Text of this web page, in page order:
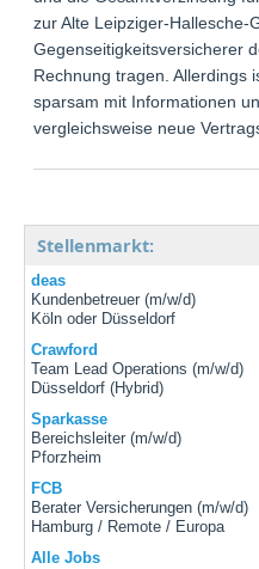
zur Alte Leipziger-Hallesche-
Gegenseitigkeitsversicherer
Rechnung tragen. Allerdings
sparsam mit Informationen
vergleichsweise neue
Stellenmarkt:
deas
Kundenbetreuer (m/w/d)
Köln oder Düsseldorf
Crawford
Team Lead Operations (m/w/d)
Düsseldorf (Hybrid)
Sparkasse
Bereichsleiter (m/w/d)
Pforzheim
FCB
Berater Versicherungen (m/w/d)
Hamburg / Remote / Europa
Alle Jobs